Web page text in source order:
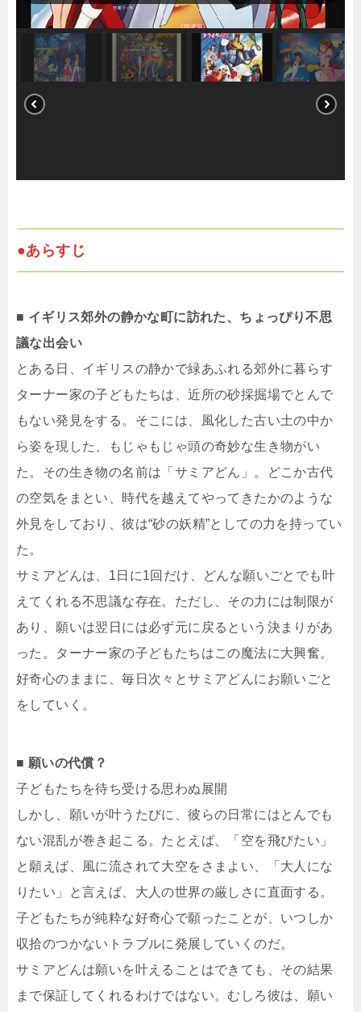
●あらすじ
■ イギリス郊外の静かな町に訪れた、ちょっぴり不思
議な出会い
とある日、イギリスの静かで緑あふれる郊外に暮らす
ターナー家の子どもたちは、近所の砂採掘場でとんで
もない発見をする。そこには、風化した古い土の中か
ら姿を現した、もじゃもじゃ頭の奇妙な生き物がい
た。その生き物の名前は「サミアどん」。どこか古代
の空気をまとい、時代を越えてやってきたかのような
外見をしており、彼は“砂の妖精”としての力を持ってい
た。
サミアどんは、1日に1回だけ、どんな願いごとでも叶
えてくれる不思議な存在。ただし、その力には制限が
あり、願いは翌日には必ず元に戻るという決まりがあ
った。ターナー家の子どもたちはこの魔法に大興奮。
好奇心のままに、毎日次々とサミアどんにお願いごと
をしていく。
■ 願いの代償？
子どもたちを待ち受ける思わぬ展開
しかし、願いが叶うたびに、彼らの日常にはとんでも
ない混乱が巻き起こる。たとえば、「空を飛びたい」
と願えば、風に流されて大空をさまよい、「大人にな
りたい」と言えば、大人の世界の厳しさに直面する。
子どもたちが純粋な好奇心で願ったことが、いつしか
収拾のつかないトラブルに発展していくのだ。
サミアどんは願いを叶えることはできても、その結果
まで保証してくれるわけではない。むしろ彼は、願い